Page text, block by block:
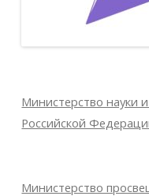
Министерство науки
Российской
Министерство